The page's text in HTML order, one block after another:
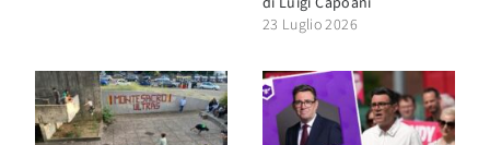
23 Luglio 2026